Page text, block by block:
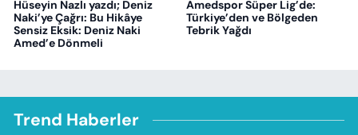
Hüseyin Nazlı yazdı; Deniz
Naki’ye Çağrı: Bu Hikâye
Sensiz Eksik: Deniz Naki
Amed’e Dönmeli
Amedspor Süper Lig’de:
Türkiye’den ve Bölgeden
Tebrik Yağdı
Trend Haberler